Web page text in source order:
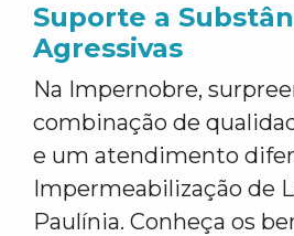
Suporte a
Agressivas
Na Impernobre,
combinação de
e um atendimento
Impermeabilização de
Paulínia. Conheça os